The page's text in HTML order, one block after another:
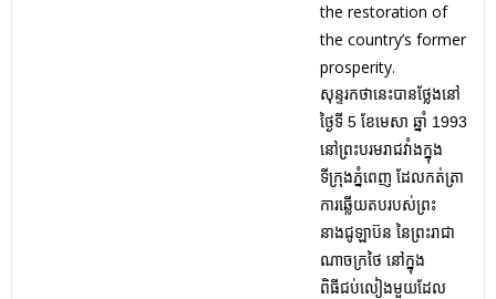
the restoration of
the country’s former
prosperity.
សុន្ទរកថានេះបានថ្លែងនៅ
ថ្ងៃទី 5 ខែមេសា ឆ្នាំ 1993
នៅព្រះបរមរាជវាំងក្នុង
ទីក្រុងភ្នំពេញ ដែលកត់ត្រា
ការឆ្លើយតបរបស់ព្រះ
នាងជូឡាប៊ន នៃព្រះរាជា
ណាចក្រថៃ នៅក្នុង
ពិធីជប់លៀងមួយដែល